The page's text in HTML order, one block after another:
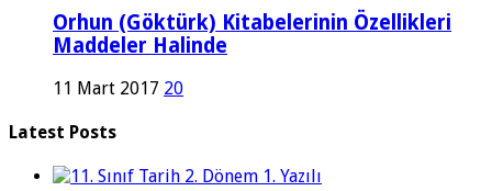
Orhun (Göktürk) Kitabelerinin Özellikleri
Maddeler Halinde
11 Mart 2017 20
Latest Posts